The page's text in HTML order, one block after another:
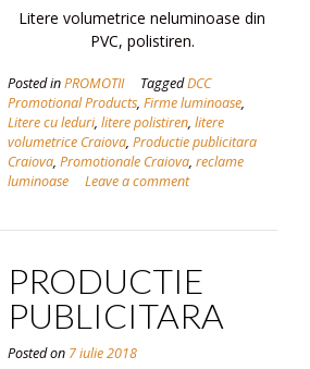
Litere volumetrice neluminoase din
PVC, polistiren.
Posted inPROMOTII TaggedDCC
Promotional Products, Firme luminoase,
Litere cu leduri, litere polistiren, litere
volumetrice Craiova, Productie publicitara
Craiova, Promotionale Craiova, reclame
luminoase
Leave a comment
PRODUCTIE
PUBLICITARA
Posted on 7 iulie 2018